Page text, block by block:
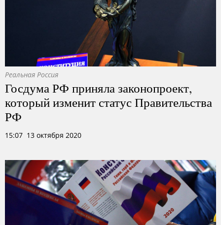
Реальная Россия
Госдума РФ приняла законопроект,
который изменит статус Правительства
РФ
15:07 13 октября 2020